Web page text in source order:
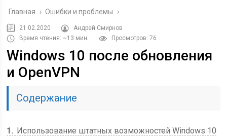
Главная › Ошибки и проблемы ›
21.02.2020
Андрей Смирнов
Время чтения: ~13 мин.
Просмотров: 76
Windows 10 после обновления
и OpenVPN
Содержание
1
Использование штатных возможностей Windows 10